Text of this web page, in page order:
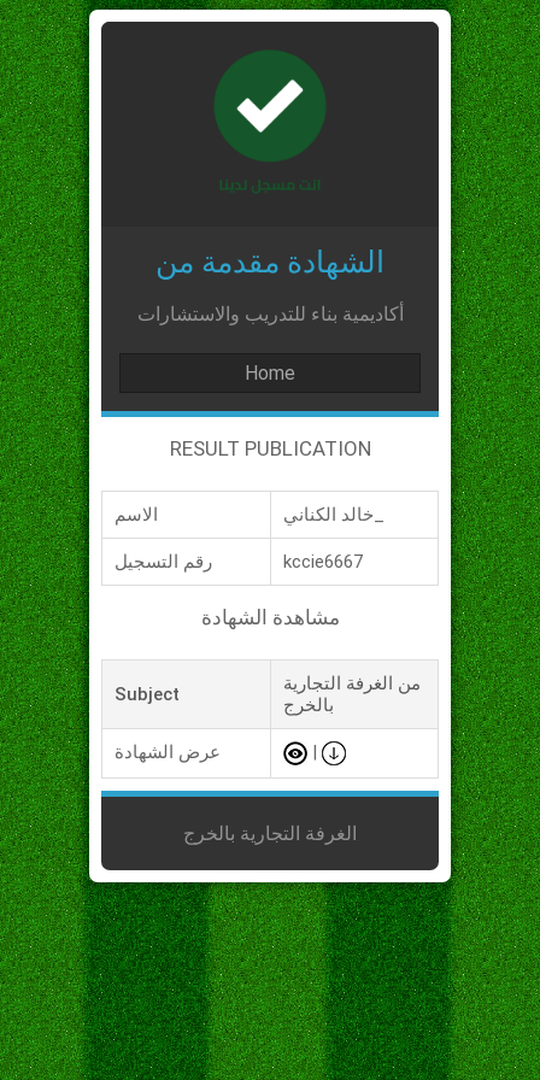
الشهادة مقدمة من
أكاديمية بناء للتدريب والاستشارات
Home
RESULT PUBLICATION
الاسم
رقم التسجيل kccie6667
مشاهدة الشهادة
Subject
من الغرفة التجارية
بالخرج
عرض الشهادة
الغرفة التجارية بالخرج